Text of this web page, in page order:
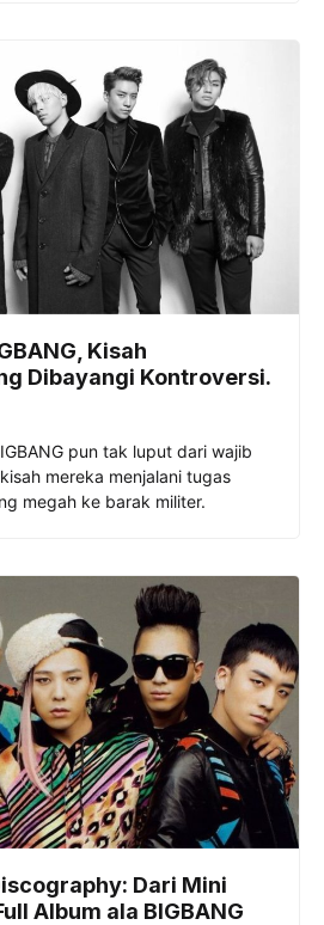
Kisah
Dibayangi Kontroversi.
pun tak luput dari wajib
mereka menjalani tugas
megah ke barak militer.
Dari Mini
Album ala BIGBANG